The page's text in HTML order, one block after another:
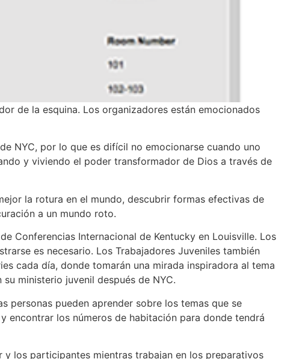
de la esquina. Los organizadores están emocionados
NYC, por lo que es difícil no emocionarse cuando uno
y viviendo el poder transformador de Dios a través de
la rotura en el mundo, descubrir formas efectivas de
a un mundo roto.
Conferencias Internacional de Kentucky en Louisville. Los
es necesario. Los Trabajadores Juveniles también
cada día, donde tomarán una mirada inspiradora al tema
ministerio juvenil después de NYC.
personas pueden aprender sobre los temas que se
encontrar los números de habitación para donde tendrá
los participantes mientras trabajan en los preparativos